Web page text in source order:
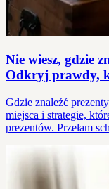
Nie wiesz, gdzie
Odkryj prawdy,
Gdzie znaleźć
miejsca i strategie,
prezentów. Przełam